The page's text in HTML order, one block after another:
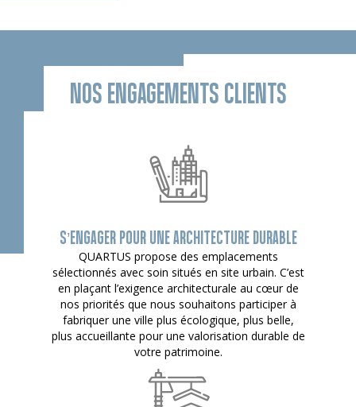
NOS ENGAGEMENTS CLIENTS
S’ENGAGER POUR UNE ARCHITECTURE DURABLE
QUARTUS propose des emplacements
sélectionnés avec soin situés en site urbain. C’est
en plaçant l’exigence architecturale au cœur de
nos priorités que nous souhaitons participer à
fabriquer une ville plus écologique, plus belle,
plus accueillante pour une valorisation durable de
votre patrimoine.